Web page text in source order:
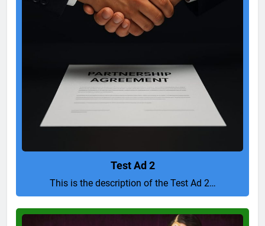
Test Ad 2
This is the description of the Test Ad 2…